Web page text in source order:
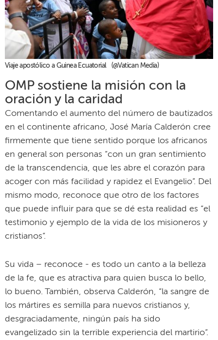
Viaje apostólico a Guinea Ecuatorial (@Vatican Media)
OMP sostiene la misión con la
oración y la caridad
Comentando el aumento del número de bautizados
en el continente africano, José María Calderón cree
firmemente que tiene sentido porque los africanos
en general son personas “con un gran sentimiento
de la transcendencia, que les abre el corazón para
acoger con más facilidad y rapidez el Evangelio”. Del
mismo modo, reconoce que otro de los factores
que puede influir para que se dé esta realidad es “el
testimonio y ejemplo de la vida de los misioneros y
cristianos”.
Su vida – reconoce - es todo un canto a la belleza
de la fe, que es atractiva para quien busca lo bello,
lo bueno. También, observa Calderón, “la sangre de
los mártires es semilla para nuevos cristianos y,
desgraciadamente, ningún país ha sido
evangelizado sin la terrible experiencia del martirio”.